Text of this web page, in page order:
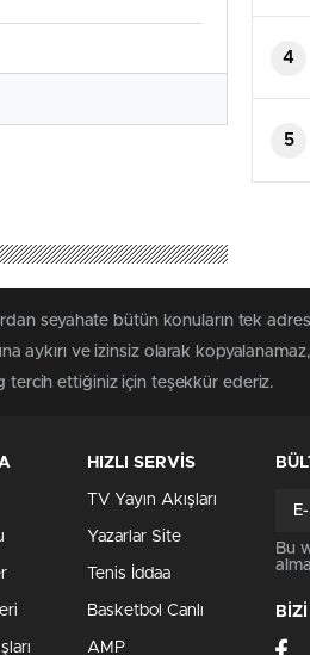
4
5
seyahate bütün konuların tek
ve izinsiz olarak kopyalanamaz,
tercih ettiğiniz için teşekkür ederiz.
HIZLI SERVİS
TV Yayın Akışları
Yazarlar Site
Tenis İddaa
Basketbol Canlı
AMP
Bu